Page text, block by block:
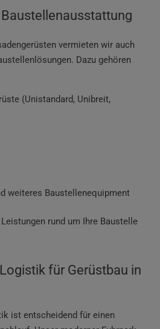
vermieten wir auch
Dazu gehören
(Unistandard, Unibreit,
weiteres Baustellenequipment
rund um Ihre Baustelle
für Gerüstbau in
ist entscheidend für einen